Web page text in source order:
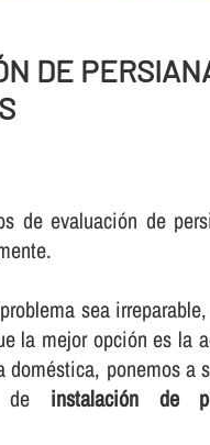
DE
de evaluación de
sea
la mejor opción es la
doméstica, ponemos a
de instalación de